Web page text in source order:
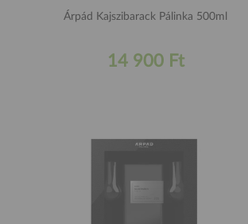
Árpád Kajszibarack Pálinka 500ml
14 900 Ft